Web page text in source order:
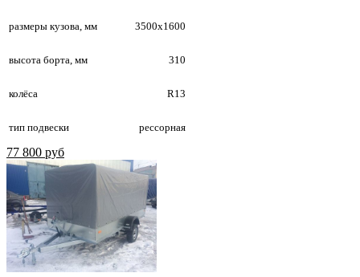
размеры кузова, мм 3500х1600
высота борта, мм 310
колёса R13
тип подвески рессорная
77 800 руб